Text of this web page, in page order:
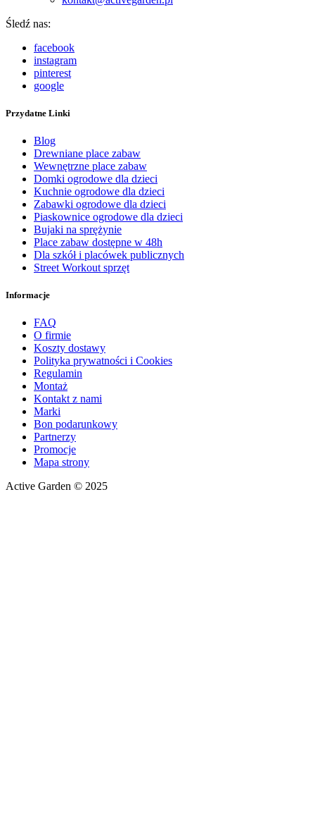
Śledź nas:
facebook
instagram
pinterest
google
Przydatne Linki
Blog
Drewniane place zabaw
Wewnętrzne place zabaw
Domki ogrodowe dla dzieci
Kuchnie ogrodowe dla dzieci
Zabawki ogrodowe dla dzieci
Piaskownice ogrodowe dla dzieci
Bujaki na sprężynie
Place zabaw dostępne w 48h
Dla szkół i placówek publicznych
Street Workout sprzęt
Informacje
FAQ
O firmie
Koszty dostawy
Polityka prywatności i Cookies
Regulamin
Montaż
Kontakt z nami
Marki
Bon podarunkowy
Partnerzy
Promocje
Mapa strony
Active Garden © 2025